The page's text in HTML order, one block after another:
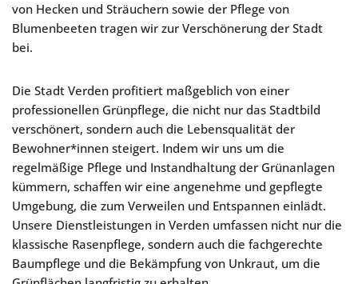
von Hecken und Sträuchern sowie der Pflege von
Blumenbeeten tragen wir zur Verschönerung der Stadt
bei.
Die Stadt Verden profitiert maßgeblich von einer
professionellen Grünpflege, die nicht nur das Stadtbild
verschönert, sondern auch die Lebensqualität der
Bewohner*innen steigert. Indem wir uns um die
regelmäßige Pflege und Instandhaltung der Grünanlagen
kümmern, schaffen wir eine angenehme und gepflegte
Umgebung, die zum Verweilen und Entspannen einlädt.
Unsere Dienstleistungen in Verden umfassen nicht nur die
klassische Rasenpflege, sondern auch die fachgerechte
Baumpflege und die Bekämpfung von Unkraut, um die